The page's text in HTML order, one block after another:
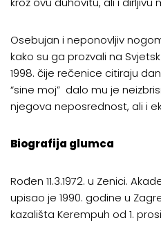
Osebujan i neponovljiv
kako su ga prozvali na
1998. čije rečenice citiraju
“sine moj” dalo mu je
njegova neposrednost, ali i
Biografija glumca
Rođen 11.3.1972. u Zenici.
upisao je 1990. godine u
kazališta Kerempuh od 1.